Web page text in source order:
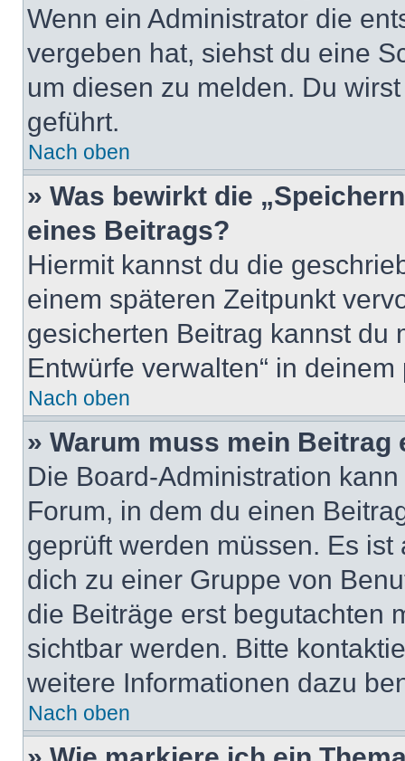
Wenn ein Administrator die
vergeben hat, siehst du eine
um diesen zu melden. Du
geführt.
Nach oben
» Was bewirkt die
eines Beitrags?
Hiermit kannst du die
einem späteren Zeitpunkt
gesicherten Beitrag kannst du
Entwürfe verwalten“ in
Nach oben
» Warum muss mein
Die Board-Administration
Forum, in dem du einen
geprüft werden müssen. Es
dich zu einer Gruppe von
die Beiträge erst begutachten
sichtbar werden. Bitte
weitere Informationen dazu
Nach oben